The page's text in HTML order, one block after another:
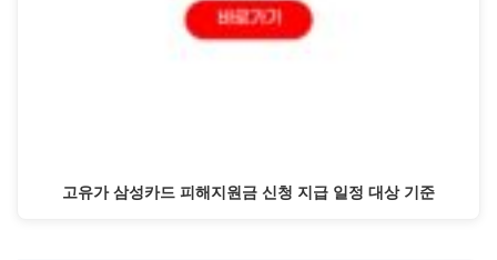
고유가 삼성카드 피해지원금 신청 지급 일정 대상 기준